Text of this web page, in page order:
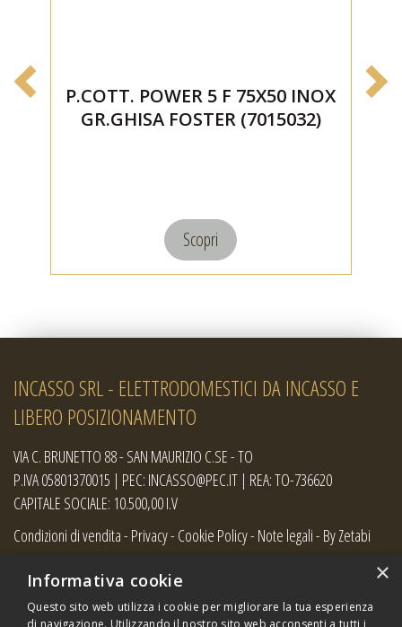
P.COTT. POWER 5 F 75X50 INOX
GR.GHISA FOSTER (7015032)
Scopri
INCASSO SRL - ELETTRODOMESTICI DA INCASSO E
LIBERO POSIZIONAMENTO
VIA C. BRUNETTO 88 - SAN MAURIZIO C.SE - TO
P.IVA 05801370015 | PEC: INCASSO@PEC.IT | REA: TO-736620
CAPITALE SOCIALE: 10.500,00 I.V
Condizioni di vendita- Privacy- Cookie Policy- Note legali- By Zetabi
×
Informativa cookie
Questo sito web utilizza i cookie per migliorare la tua esperienza
di navigazione. Utilizzando il nostro sito web acconsenti a tutti i